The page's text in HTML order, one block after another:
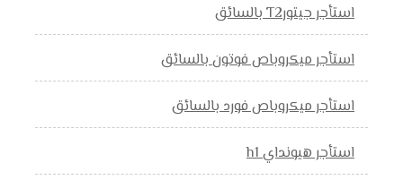
استأجر جيتورT2 بالسائق
استأجر ميكروباص فوتون بالسائق
استأجر ميكروباص فورد بالسائق
استأجر هيونداي h1